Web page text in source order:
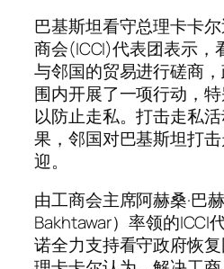
巴基斯坦看守总理卡卡
商会(ICCI)代表团表示，
与邻国的贸易进行磋商
围内开展了一项行动，
以防止走私。打击走私
果，邻国对巴基斯坦打
迎。
由工商会主席阿赫桑·巴
Bakhtawar）率领的ICCI
诺全力支持看守政府恢